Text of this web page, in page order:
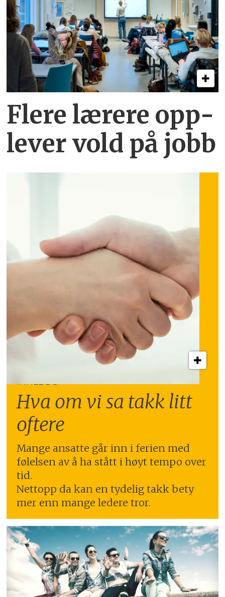
Flere lærere opp­
lever vold på jobb
INNLEGG:
Hva om vi sa takk litt
oftere
Mange ansatte går inn i ferien med
følelsen av å ha stått i høyt tempo over
tid.
Nettopp da kan en tydelig takk bety
mer enn mange ledere tror.